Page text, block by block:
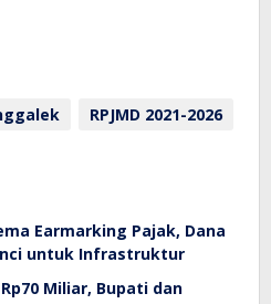
RPJMD 2021-2026
Earmarking Pajak, Dana
untuk Infrastruktur
Miliar, Bupati dan